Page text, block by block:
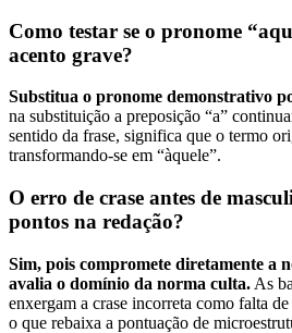
Como testar se o pronome
acento grave?
Substitua o pronome demonstrativo
na substituição a preposição “a”
sentido da frase, significa que o termo
transformando-se em “àquele”.
O erro de crase antes de
pontos na redação?
Sim, pois compromete diretamente a
avalia o domínio da norma culta. As
enxergam a crase incorreta como falta
o que rebaixa a pontuação de